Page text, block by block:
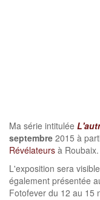
Ma série intitulée
septembre 2015 à
Révélateurs à Roubaix.
L'exposition sera
également présentée
Fotofever du 12 au 15